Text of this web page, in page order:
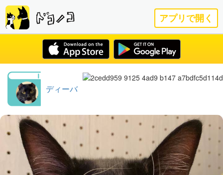
アプリで開く
ディーバ